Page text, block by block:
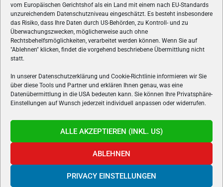
vom Europäischen Gerichtshof als ein Land mit einem nach EU-Standards
unzureichendem Datenschutzniveau eingeschätzt. Es besteht insbesondere
das Risiko, dass Ihre Daten durch US-Behörden, zu Kontroll- und zu
Überwachungszwecken, möglicherweise auch ohne
Rechtsbehelfsmöglichkeiten, verarbeitet werden können. Wenn Sie auf
"Ablehnen" klicken, findet die vorgehend beschriebene Übermittlung nicht
statt.
In unserer Datenschutzerklärung und Cookie-Richtlinie informieren wir Sie
über diese Tools und Partner und erklären Ihnen genau, was eine
Datenübermittlung in die USA bedeuten kann. Sie können Ihre Privatsphäre-
Einstellungen auf Wunsch jederzeit individuell anpassen oder widerrufen.
ALLE AKZEPTIEREN (INKL. US)
ABLEHNEN
PRIVACY EINSTELLUNGEN
VON GAMERN, FÜR GAMER! Gamers.at ist das älteste Online-
Spielemagazin Österreichs und bringt täglich aktuelle News,
Reviews und Videos zu PC- und Konsolenspielen, Gaming-
Hardware und aus der Welt des e-Sport's.
FOLGE UNS